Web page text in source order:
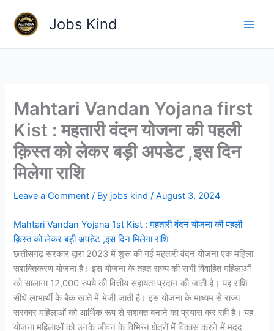
content
Jobs Kind
Mahtari Vandan Yojana first
Kist : महतारी वंदन योजना की पहली
क़िस्त को लेकर बड़ी अपडेट ,इस दिन
मिलेगा राशि
Leave a Comment / By jobs kind/August 3, 2024
Mahtari Vandan Yojana 1st Kist : महतारी वंदन योजना की पहली
क़िस्त को लेकर बड़ी अपडेट ,इस दिन मिलेगा राशि
छत्तीसगढ़ सरकार द्वारा 2023 में शुरू की गई महतारी वंदन योजना एक महिला
सशक्तिकरण योजना है। इस योजना के तहत राज्य की सभी विवाहित महिलाओं
को सालाना 12,000 रुपये की वित्तीय सहायता प्रदान की जाती है। यह राशि
सीधे लाभार्थी के बैंक खाते में भेजी जाती है। इस योजना के माध्यम से राज्य
सरकार महिलाओं को आर्थिक रूप से सशक्त बनाने का प्रयास कर रही है। यह
योजना महिलाओं को उनके जीवन के विभिन्न क्षेत्रों में विकास करने में मदद